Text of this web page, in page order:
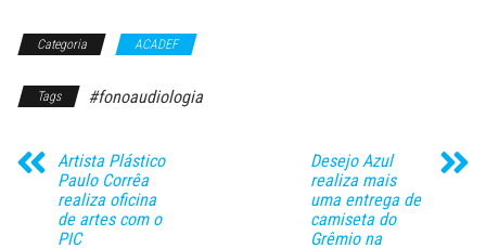
Categoria ACADEF
Tags #fonoaudiologia
Artista Plástico
Paulo Corrêa
realiza oficina
de artes com o
PIC
Desejo Azul
realiza mais
uma entrega de
camiseta do
Grêmio na